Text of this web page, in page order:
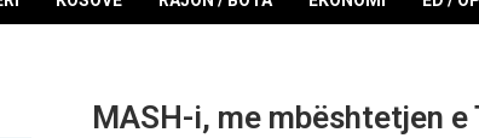
MASH-i, me mbështetjen